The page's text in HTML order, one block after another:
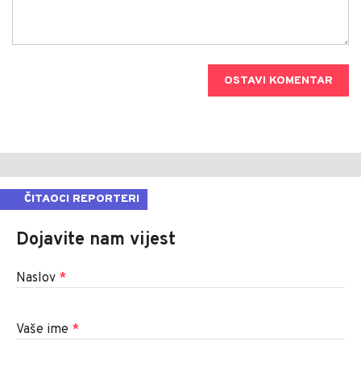
OSTAVI KOMENTAR
ČITAOCI REPORTERI
Dojavite nam vijest
Naslov *
Vaše ime *